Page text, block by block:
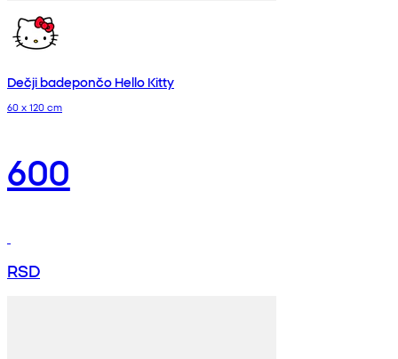
Dečji badepončo Hello Kitty
60 x 120 cm
600
RSD